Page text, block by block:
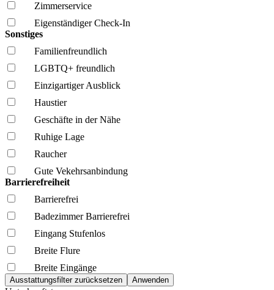
Zimmerservice
Eigenständiger Check-In
Sonstiges
Familien­freundlich
LGBTQ+ freundlich
Einzigartiger Ausblick
Haustier
Geschäfte in der Nähe
Ruhige Lage
Raucher
Gute Vekehrsanbindung
Barrierefreiheit
Barrierefrei
Badezimmer Barrierefrei
Eingang Stufenlos
Breite Flure
Breite Eingänge